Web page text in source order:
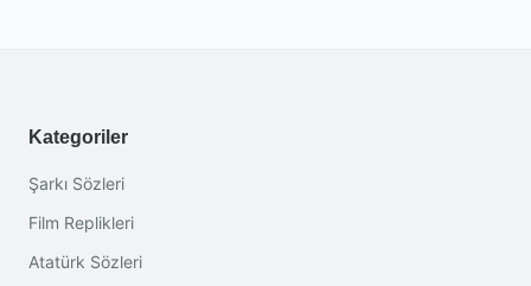
Kategoriler
Şarkı Sözleri
Film Replikleri
Atatürk Sözleri